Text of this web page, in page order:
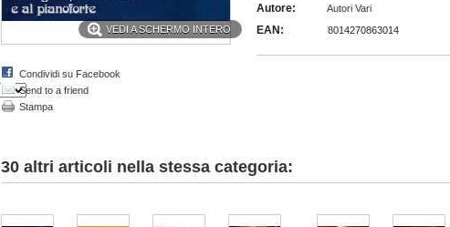
VEDI A SCHERMO INTERO
Condividi su Facebook
Send to a friend
Stampa
Autore: Autori Vari
EAN: 8014270863014
30 altri articoli nella stessa categoria: